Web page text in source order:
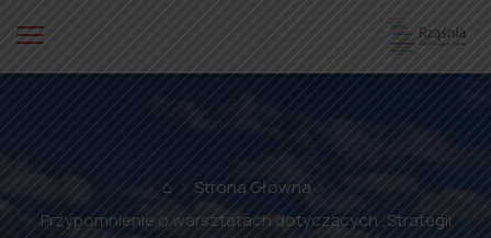
⌂
Strona Główna
Przypomnienie o warsztatach dotyczących „Strategii